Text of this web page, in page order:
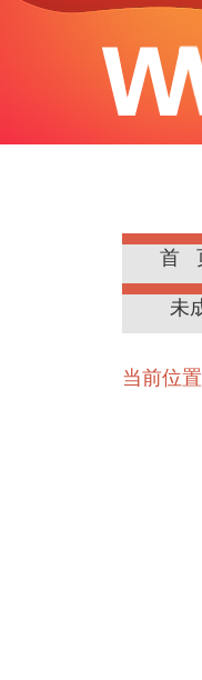
首
公
未
当前位置